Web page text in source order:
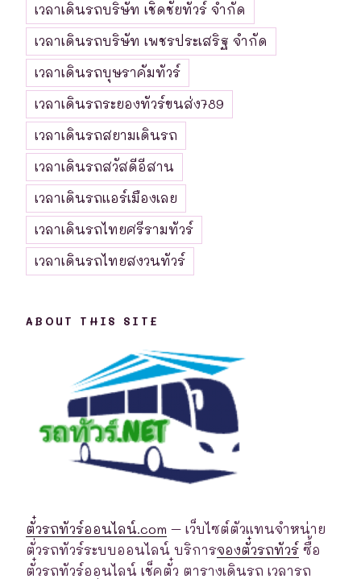
เวลาเดินรถบริษัท เชิดชัยทัวร์ จำกัด
เวลาเดินรถบริษัท เพชรประเสริฐ จำกัด
เวลาเดินรถบุษราคัมทัวร์
เวลาเดินรถระยองทัวร์ขนส่ง789
เวลาเดินรถสยามเดินรถ
เวลาเดินรถสวัสดีอีสาน
เวลาเดินรถแอร์เมืองเลย
เวลาเดินรถไทยศรีรามทัวร์
เวลาเดินรถไทยสงวนทัวร์
ABOUT THIS SITE
ตั๋วรถทัวร์ออนไลน์.com – เว็บไซต์ตัวแทนจำหน่าย
ตั่วรถทัวร์ระบบออนไลน์ บริการจองตั๋วรถทัวร์ ซื้อ
ตั๋วรถทัวร์ออนไลน์ เช็คตั๋ว ตารางเดินรถ เวลารถ